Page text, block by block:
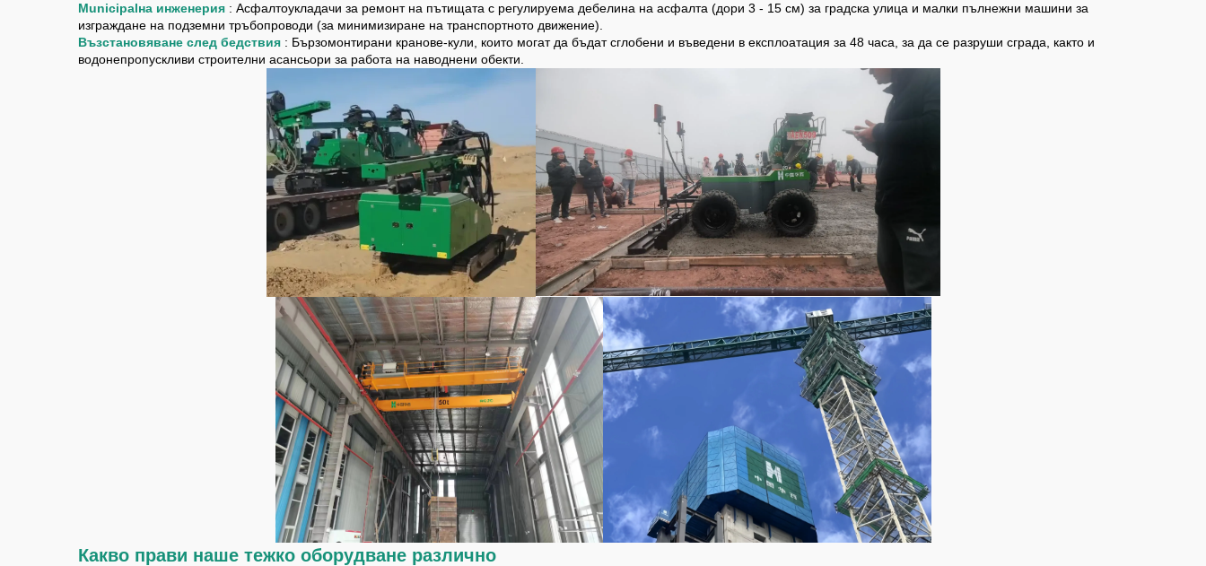
Мunicipalна инженерия : Асфалтоукладачи за ремонт на пътищата с регулируема дебелина на асфалта (дори 3 - 15 см) за градска улица и малки пълнежни машини за
изграждане на подземни тръбопроводи (за минимизиране на транспортното движение).
Възстановяване след бедствия : Бързомонтирани кранове-кули, които могат да бъдат сглобени и въведени в експлоатация за 48 часа, за да се разруши сграда, както и
водонепропускливи строителни асансьори за работа на наводнени обекти.
Какво прави наше тежко оборудване различно